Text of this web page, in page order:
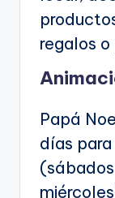
regalos
Papá
días